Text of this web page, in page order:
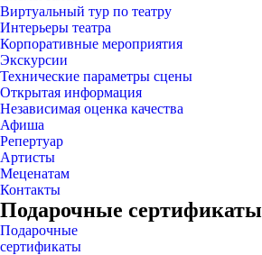
Виртуальный тур по театру
Интерьеры театра
Корпоративные мероприятия
Экскурсии
Технические параметры сцены
Открытая информация
Независимая оценка качества
Афиша
Репертуар
Артисты
Меценатам
Контакты
Подарочные сертификаты
Подарочные
сертификаты